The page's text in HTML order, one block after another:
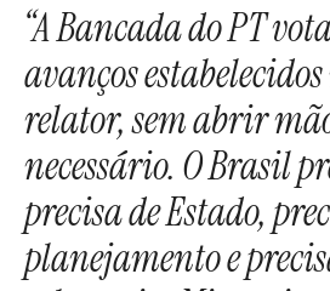
“A Bancada do PT
avanços
relator, sem abrir
necessário. O Brasil
precisa de Estado,
planejamento e